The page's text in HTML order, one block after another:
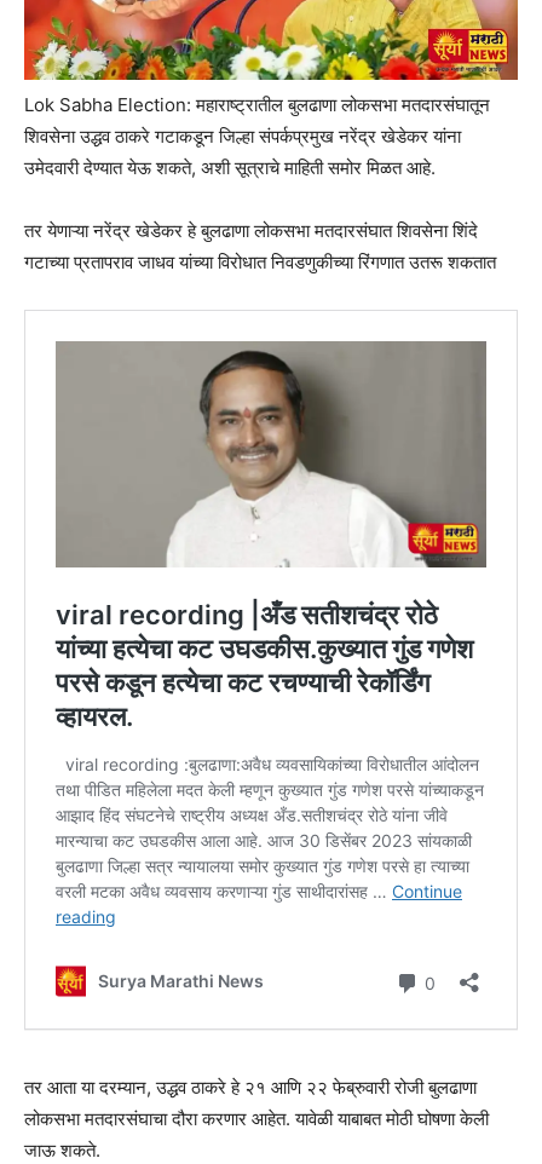
Lok Sabha Election: महाराष्ट्रातील बुलढाणा लोकसभा मतदारसंघातून
शिवसेना उद्धव ठाकरे गटाकडून जिल्हा संपर्कप्रमुख नरेंद्र खेडेकर यांना
उमेदवारी देण्यात येऊ शकते, अशी सूत्राचे माहिती समोर मिळत आहे.
तर येणाऱ्या नरेंद्र खेडेकर हे बुलढाणा लोकसभा मतदारसंघात शिवसेना शिंदे
गटाच्या प्रतापराव जाधव यांच्या विरोधात निवडणुकीच्या रिंगणात उतरू शकतात
तर आता या दरम्यान, उद्धव ठाकरे हे २१ आणि २२ फेब्रुवारी रोजी बुलढाणा
लोकसभा मतदारसंघाचा दौरा करणार आहेत. यावेळी याबाबत मोठी घोषणा केली
जाऊ शकते.